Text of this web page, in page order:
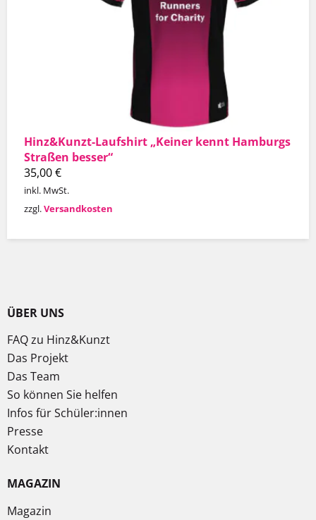
Hinz&Kunzt-Laufshirt „Keiner kennt Hamburgs
Straßen besser“
35,00€
inkl. MwSt.
zzgl.Versandkosten
ÜBER UNS
FAQ zu Hinz&Kunzt
Das Projekt
Das Team
So können Sie helfen
Infos für Schüler:innen
Presse
Kontakt
MAGAZIN
Magazin